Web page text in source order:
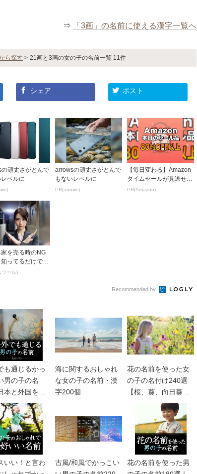
⇒ 「3画」の名前に使える漢字一覧へ
ら探す > 21画と3画の女の子の名前一覧 11件
シェア ポスト
頑丈さがとんで
レベルに
arrowsの頑丈さがとんで
もないレベルに
PR(arrows)
【毎日変わる】Amazon
タイムセールが見逃せな
い！
PR(Amazon)
家を売る時のNG
ってるだけで得
とは
ウール)
Recommended by
も通じるかっ
男の子の名
と外国をつ
ローバルネー
海に関するおしゃれ
な女の子の名前・漢
字200個
花の名前を使った女
の子の名付け240選
【桜、葵、向日葵、
いい！と言わ
古風/和風でかっこい
花の名前を使った男